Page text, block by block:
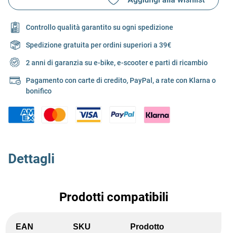
Controllo qualità garantito su ogni spedizione
Spedizione gratuita per ordini superiori a 39€
2 anni di garanzia su e-bike, e-scooter e parti di ricambio
Pagamento con carte di credito, PayPal, a rate con Klarna o
bonifico
Dettagli
Prodotti compatibili
EAN SKU Prodotto